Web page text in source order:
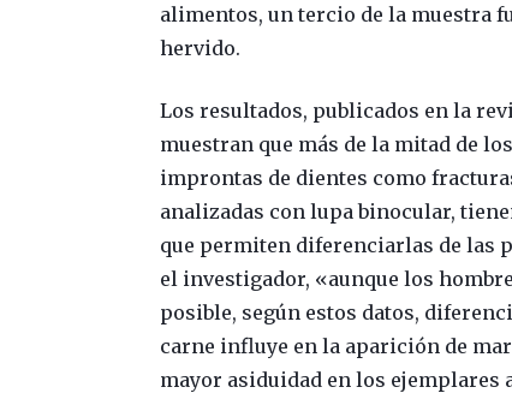
alimentos, un tercio de la muestra
hervido.
Los resultados, publicados en la
muestran que más de la mitad de
improntas de dientes como
analizadas con lupa binocular,
que permiten diferenciarlas de las
el investigador, «aunque los
posible, según estos datos,
carne influye en la aparición de
mayor asiduidad en los